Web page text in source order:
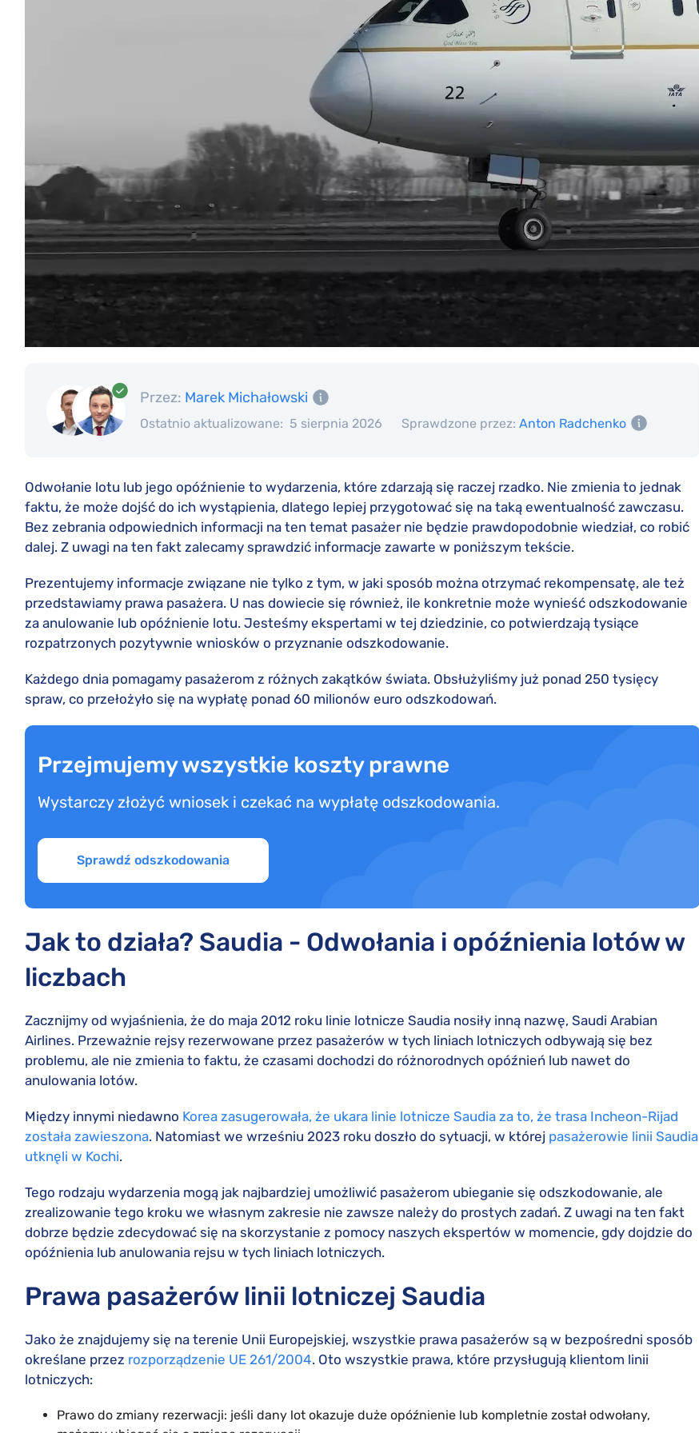
Przez: Marek Michałowski
Ostatnio aktualizowane: 5 sierpnia 2026 Sprawdzone przez: Anton Radchenko
Odwołanie lotu lub jego opóźnienie to wydarzenia, które zdarzają się raczej rzadko. Nie zmienia to jednak
faktu, że może dojść do ich wystąpienia, dlatego lepiej przygotować się na taką ewentualność zawczasu.
Bez zebrania odpowiednich informacji na ten temat pasażer nie będzie prawdopodobnie wiedział, co robić
dalej. Z uwagi na ten fakt zalecamy sprawdzić informacje zawarte w poniższym tekście.
Prezentujemy informacje związane nie tylko z tym, w jaki sposób można otrzymać rekompensatę, ale też
przedstawiamy prawa pasażera. U nas dowiecie się również, ile konkretnie może wynieść odszkodowanie
za anulowanie lub opóźnienie lotu. Jesteśmy ekspertami w tej dziedzinie, co potwierdzają tysiące
rozpatrzonych pozytywnie wniosków o przyznanie odszkodowanie.
Każdego dnia pomagamy pasażerom z różnych zakątków świata. Obsłużyliśmy już ponad 250 tysięcy
spraw, co przełożyło się na wypłatę ponad 60 milionów euro odszkodowań.
Przejmujemy wszystkie koszty prawne
Wystarczy złożyć wniosek i czekać na wypłatę odszkodowania.
Sprawdź odszkodowania
Jak to działa? Saudia - Odwołania i opóźnienia lotów w
liczbach
Zacznijmy od wyjaśnienia, że do maja 2012 roku linie lotnicze Saudia nosiły inną nazwę, Saudi Arabian
Airlines. Przeważnie rejsy rezerwowane przez pasażerów w tych liniach lotniczych odbywają się bez
problemu, ale nie zmienia to faktu, że czasami dochodzi do różnorodnych opóźnień lub nawet do
anulowania lotów.
Między innymi niedawno Korea zasugerowała, że ukara linie lotnicze Saudia za to, że trasa Incheon-Rijad
została zawieszona. Natomiast we wrześniu 2023 roku doszło do sytuacji, w której pasażerowie linii Saudia
utknęli w Kochi.
Tego rodzaju wydarzenia mogą jak najbardziej umożliwić pasażerom ubieganie się odszkodowanie, ale
zrealizowanie tego kroku we własnym zakresie nie zawsze należy do prostych zadań. Z uwagi na ten fakt
dobrze będzie zdecydować się na skorzystanie z pomocy naszych ekspertów w momencie, gdy dojdzie do
opóźnienia lub anulowania rejsu w tych liniach lotniczych.
Prawa pasażerów linii lotniczej Saudia
Jako że znajdujemy się na terenie Unii Europejskiej, wszystkie prawa pasażerów są w bezpośredni sposób
określane przez rozporządzenie UE 261/2004. Oto wszystkie prawa, które przysługują klientom linii
lotniczych:
Prawo do zmiany rezerwacji: jeśli dany lot okazuje duże opóźnienie lub kompletnie został odwołany,